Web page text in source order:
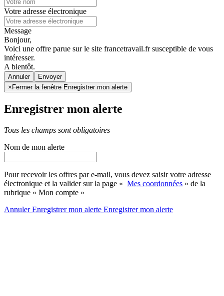
Votre adresse électronique
Message
Bonjour,
Voici une offre parue sur le site francetravail.fr susceptible de vous
intéresser.
A bientôt.
Annuler
× Fermer la fenêtre Enregistrer mon alerte
Enregistrer mon alerte
Tous les champs sont obligatoires
Nom de mon alerte
Pour recevoir les offres par e-mail, vous devez saisir votre adresse
électronique et la valider sur la page « Mes coordonnées » de la
rubrique « Mon compte »
AnnulerEnregistrer mon alerte Enregistrermon alerte